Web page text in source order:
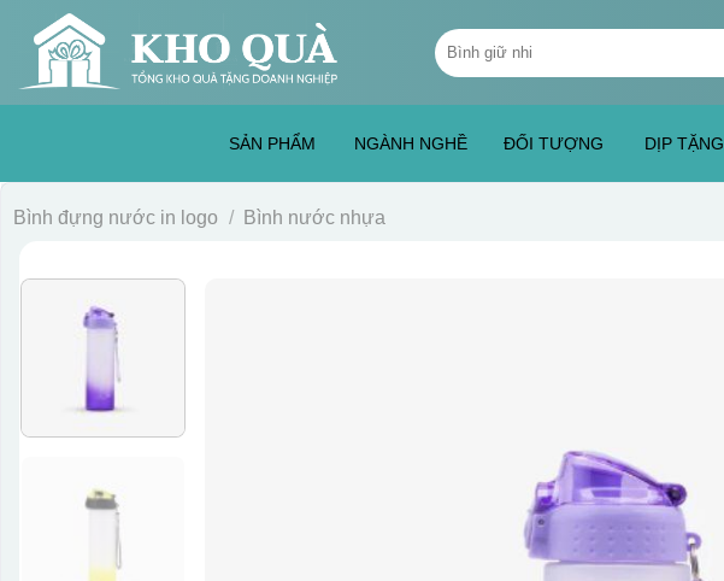
content
Tìm
kiếm:
SẢN PHẨM NGÀNH NGHỀ ĐỐI TƯỢNG DỊP TẶNG
Bình đựng nước in logo / Bình nước nhựa